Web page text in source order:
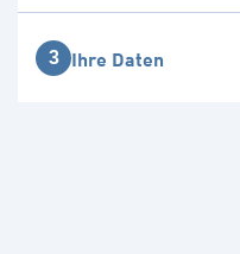
3 Ihre Daten